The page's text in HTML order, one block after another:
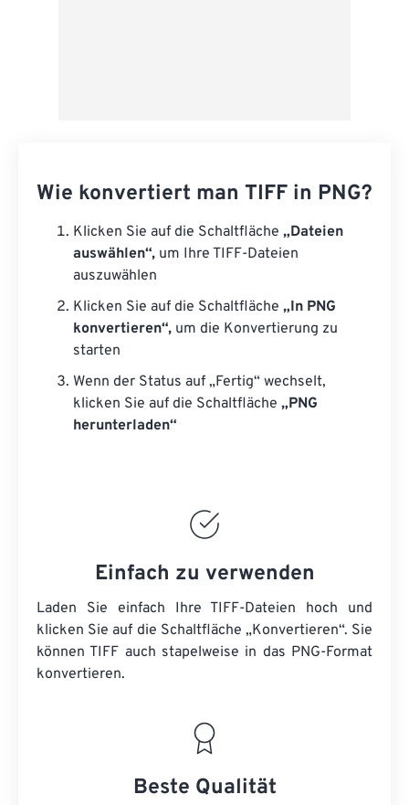
Wie konvertiert man TIFF in PNG?
Klicken Sie auf die Schaltfläche „Dateien
auswählen“, um Ihre TIFF-Dateien
auszuwählen
Klicken Sie auf die Schaltfläche „In PNG
konvertieren“, um die Konvertierung zu
starten
Wenn der Status auf „Fertig“ wechselt,
klicken Sie auf die Schaltfläche „PNG
herunterladen“
Einfach zu verwenden
Laden Sie einfach Ihre TIFF-Dateien hoch und
klicken Sie auf die Schaltfläche „Konvertieren“. Sie
können TIFF auch stapelweise in das PNG-Format
konvertieren.
Beste Qualität